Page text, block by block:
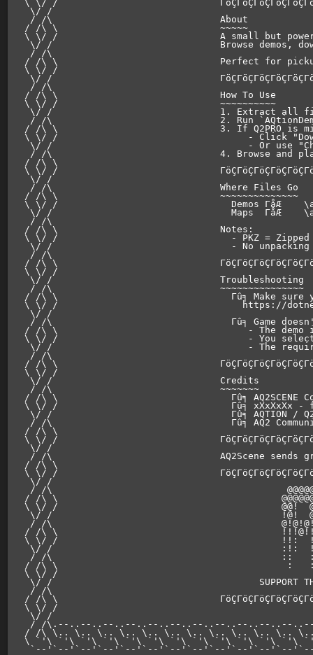
\ \/ /
\/ /
/ /\                              About
/ /\ \                             ~~~~~
\ \/ /                             A small but
\/ /                              Browse demos,
/ /\
/ /\ \                             Perfect for
\ \/ /
\/ /
/ /\
/ /\ \                             How To
\ \/ /
\/ /                              1. Extract all
/ /\                              2. Run
/ /\ \                             3. If Q2PRO
\ \/ /                                  - Click
\/ /                                   - Or use
/ /\                              4. Browse
/ /\ \
\ \/ /
\/ /
/ /\                              Where
/ /\ \
\ \/ /                               Demos ΓåÆ
\/ /                                Maps  ΓåÆ
/ /\
/ /\ \                             Notes:
\ \/ /                               - PKZ =
\/ /                                - No unpacking
/ /\
/ /\ \
\ \/ /
\/ /
/ /\
/ /\ \                               Γû╕ Make sure
\ \/ /                                 https://
\/ /
/ /\                                Γû╕ Game
/ /\ \                                  - The
\ \/ /                                  - You
\/ /                                   - The
/ /\
/ /\ \
\ \/ /
\/ /                              Credits
/ /\                              ~~~~~~~
/ /\ \                               Γû╕
\ \/ /                               Γû╕ xXxXxXx
\/ /                                Γû╕ AQTION /
/ /\                                Γû╕ AQ2
/ /\ \
\ \/ /
\/ /
/ /\                              AQ2Scene sends
/ /\ \
\ \/ /
\/ /
/ /\                                          @@@@@@
/ /\ \                                        @@@@@@@@
\ \/ /                                        @@!  @@@
\/ /                                         !@!  @!@
/ /\
/ /\ \
\ \/ /                                        !!:
\/ /                                         :!:
/ /\                                         ::
/ /\ \                                         :
\ \/ /
\/ /                                     SUPPORT THE
/ /\
/ /\ \
\ \/ /
\/ /
/ /\.--..--..--..--..--..--..--..--..--..--..--
/ /\ \.. \.. \.. \.. \.. \.. \.. \.. \.. \.. \..
\ `'\ `'\ `'\ `'\ `'\ `'\ `'\ `'\ `'\ `'\ `'\ `'\
`--'`--'`--'`--'`--'`--'`--'`--'`--'`--'`--'`--